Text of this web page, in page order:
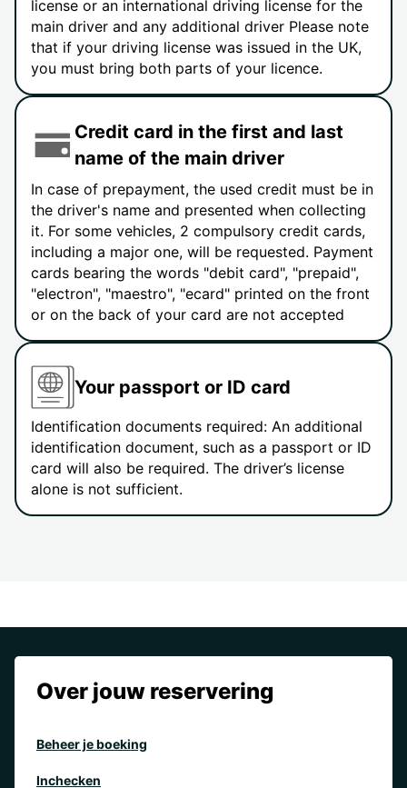
license or an international driving license for the
main driver and any additional driver Please note
that if your driving license was issued in the UK,
you must bring both parts of your licence.
Credit card in the first and last
name of the main driver
In case of prepayment, the used credit must be in
the driver's name and presented when collecting
it. For some vehicles, 2 compulsory credit cards,
including a major one, will be requested. Payment
cards bearing the words "debit card", "prepaid",
"electron", "maestro", "ecard" printed on the front
or on the back of your card are not accepted
Your passport or ID card
Identification documents required: An additional
identification document, such as a passport or ID
card will also be required. The driver’s license
alone is not sufficient.
Over jouw reservering
Beheer je boeking
Inchecken